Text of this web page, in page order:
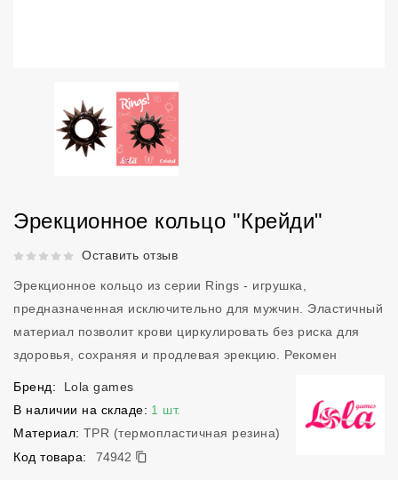
Эрекционное кольцо "Крейди"
Рейтинг 5 из 5.Оставить отзыв
Эрекционное кольцо из серии Rings - игрушка,
предназначенная исключительно для мужчин. Эластичный
материал позволит крови циркулировать без риска для
здоровья, сохраняя и продлевая эрекцию. Рекомен
Бренд:
Lola games
В наличии на складе: 1 шт.
Материал: TPR (термопластичная резина)
Код товара:
74942
74942